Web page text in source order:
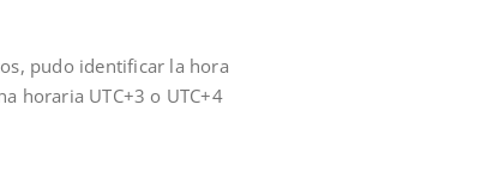
pudo identificar la hora
horaria UTC+3 o UTC+4